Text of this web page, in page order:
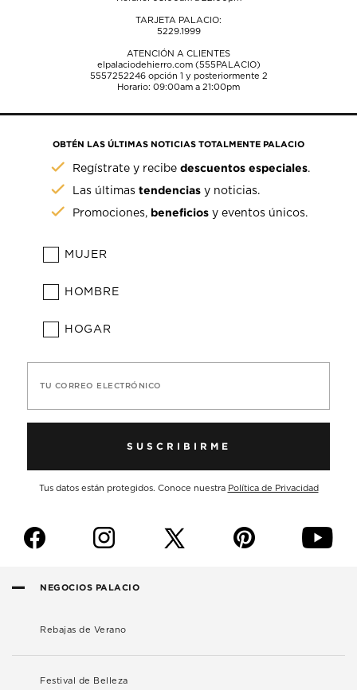
TARJETA PALACIO:
5229.1999
ATENCIÓN A CLIENTES
elpalaciodehierro.com (555PALACIO)
5557252246opción 1 y posteriormente 2
Horario: 09:00am a 21:00pm
OBTÉN LAS ÚLTIMAS NOTICIAS TOTALMENTE PALACIO
Regístrate y recibedescuentos especiales.
Las últimastendencias y noticias.
Promociones, beneficios y eventos únicos.
MUJER
HOMBRE
HOGAR
TU CORREO ELECTRÓNICO
SUSCRIBIRME
Tus datos están protegidos. Conoce nuestra Política de Privacidad
f i p y
NEGOCIOS PALACIO
Rebajas de Verano
Festival de Belleza